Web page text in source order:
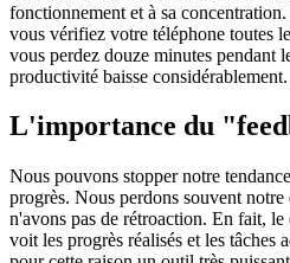
fonctionnement et à sa
vous vérifiez votre téléphone toutes
vous perdez douze minutes pendant
productivité baisse considérablement.
L'importance du
Nous pouvons stopper notre
progrès. Nous perdons souvent
n'avons pas de rétroaction. En fait,
voit les progrès réalisés et les tâches